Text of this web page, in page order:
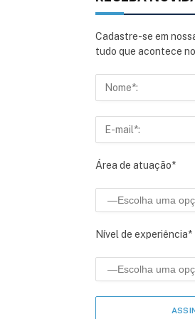
Cadastre-se em
tudo que acontece
Área de atuação*
Nível de experiência*